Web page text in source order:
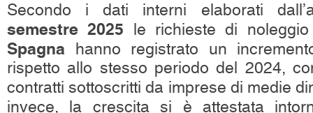
Secondo i dati interni elaborati
semestre 2025 le richieste di
Spagna hanno registrato un
rispetto allo stesso periodo del 2024,
contratti sottoscritti da imprese di medie
invece, la crescita si è attestata